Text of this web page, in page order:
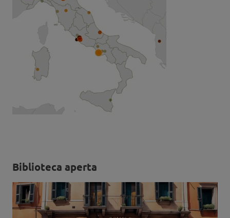
Biblioteca aperta